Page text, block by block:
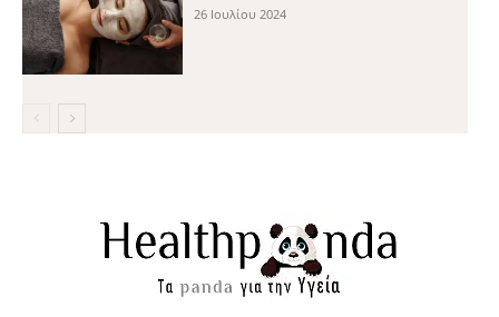
26 Ιουλίου 2024